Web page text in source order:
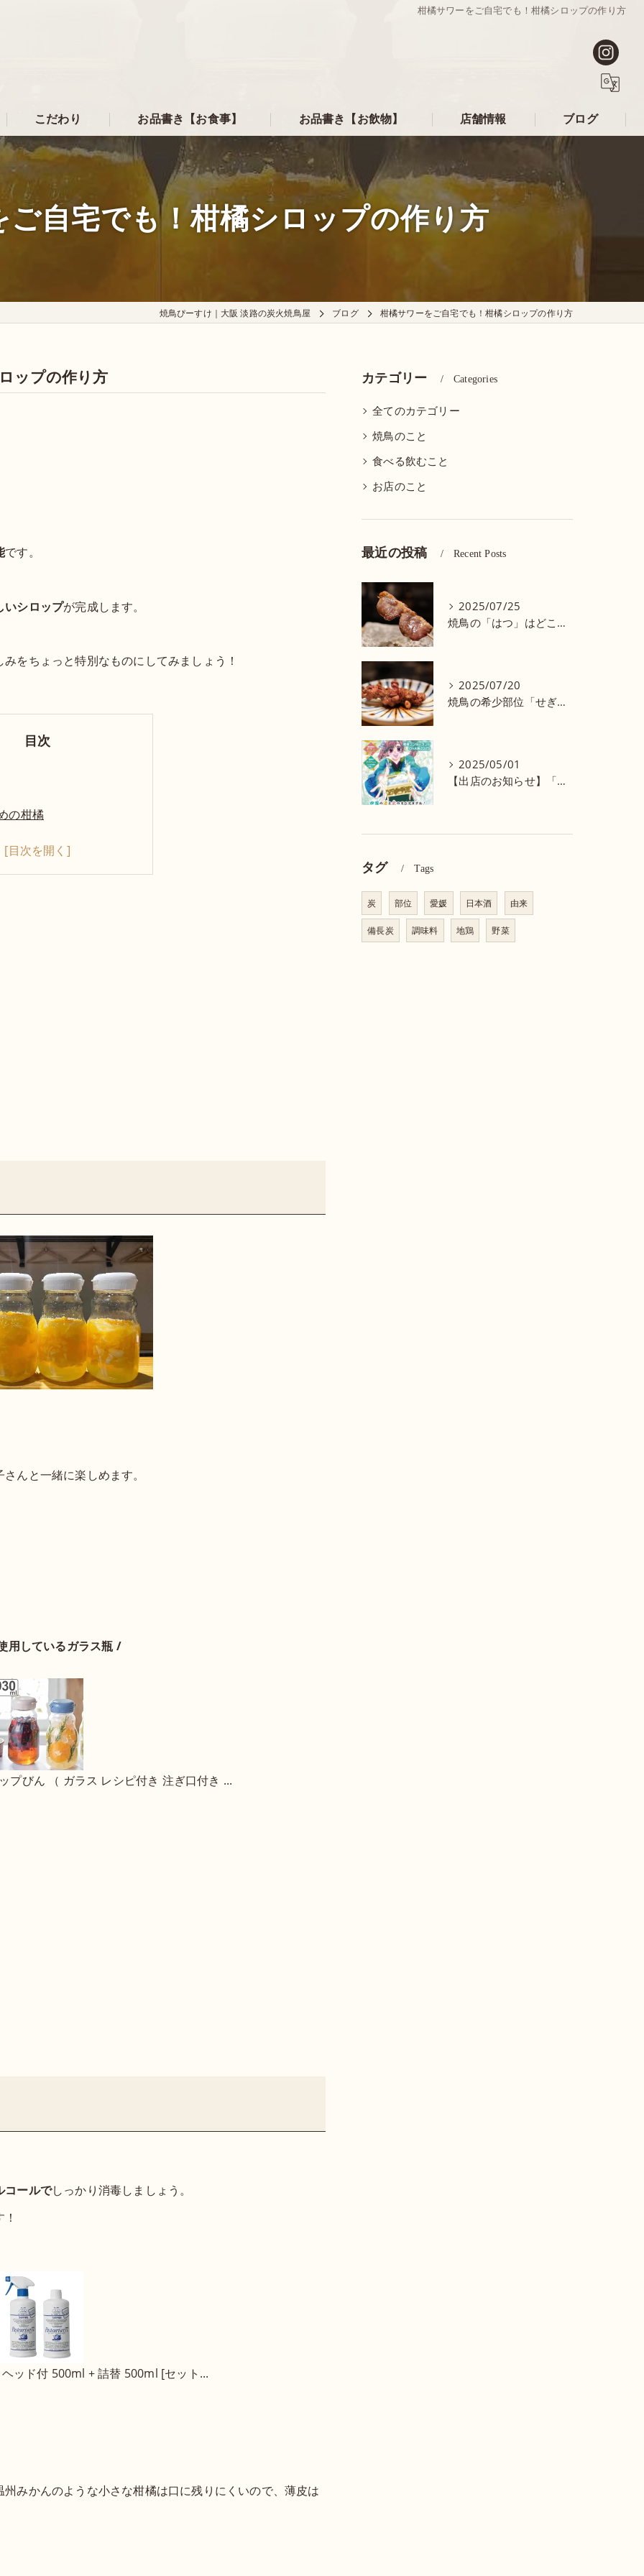
柑橘サワーをご自宅でも！柑橘シロップの作り方
こだわり お品書き【お食事】 お品書き【お飲物】 店舗情報 ブログ
ご自宅でも！柑橘シロップの作り方
焼鳥ぴーすけ｜大阪 淡路の炭火焼鳥屋 ブログ 柑橘サワーをご自宅でも！柑橘シロップの作り方
ップの作り方
です。
いシロップが完成します。
をちょっと特別なものにしてみましょう！
目次
の柑橘
レシピ
んと一緒に楽しめます。
用しているガラス瓶 /
プびん （ ガラス レシピ付き 注ぎ口付き ...
コールでしっかり消毒しましょう。
ッド付 500ml + 詰替 500ml [セット...
州みかんのような小さな柑橘は口に残りにくいので、薄皮は
カテゴリー Categories
全てのカテゴリー
焼鳥のこと
食べる飲むこと
お店のこと
最近の投稿 Recent Posts
2025/07/25
焼鳥の「はつ」はどこの部位？
2025/07/20
焼鳥の希少部位「せぎも」はどこの部位？
2025/05/01
【出店のお知らせ】「四国酒国2025 酒蔵ワンダーランド in 大阪」に参加します！
タグ Tags
炭 部位 愛媛 日本酒 由来
備長炭 調味料 地鶏 野菜